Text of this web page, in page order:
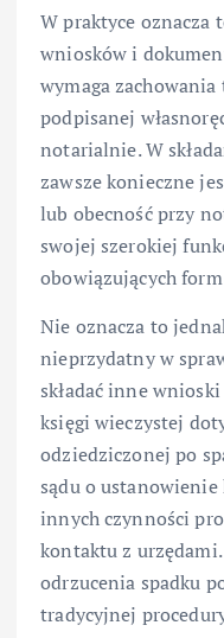
W praktyce oznacza
wniosków i
wymaga
podpisanej
notarialnie. W
zawsze konieczne
lub obecność przy
swojej szerokiej
obowiązujących
Nie oznacza to
nieprzydatny w
składać inne
księgi wieczystej
odziedziczonej po
sądu o
innych czynności
kontaktu z
odrzucenia spadku
tradycyjnej